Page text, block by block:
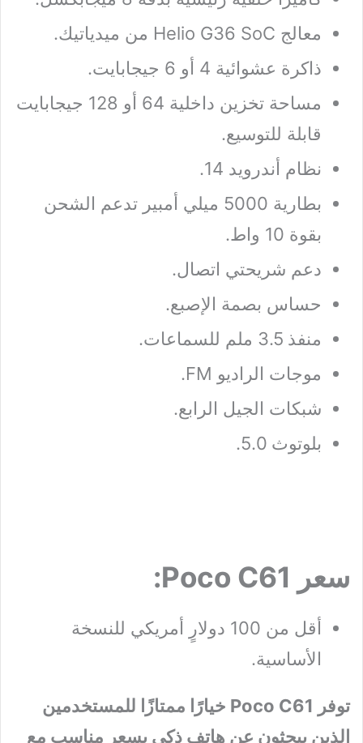
معالج Helio G36 SoC من ميدياتيك.
ذاكرة عشوائية 4 أو 6 جيجابايت.
مساحة تخزين داخلية 64 أو 128 جيجابايت
قابلة للتوسيع.
نظام أندرويد 14.
بطارية 5000 ميلي أمبير تدعم الشحن
بقوة 10 واط.
دعم شريحتي اتصال.
حساس بصمة الإصبع.
منفذ 3.5 ملم للسماعات.
موجات الراديو FM.
شبكات الجيل الرابع.
بلوتوث 5.0.
سعر Poco C61:
أقل من 100 دولارٍ أمريكي للنسخة
الأساسية.
توفر Poco C61 خيارًا ممتازًا للمستخدمين
الذين يبحثون عن هاتف ذكي بسعر مناسب مع